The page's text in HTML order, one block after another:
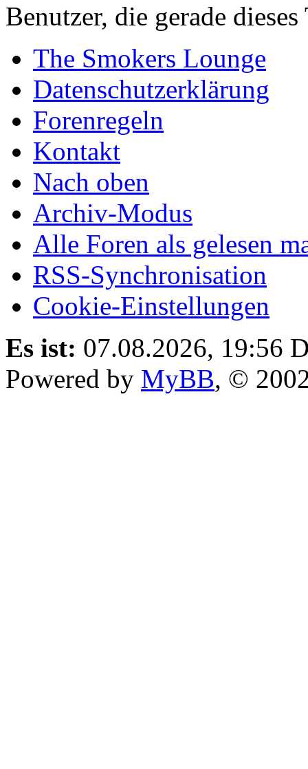
Benutzer, die gerade
The Smokers Lounge
Datenschutzerklärung
Forenregeln
Kontakt
Nach oben
Archiv-Modus
Alle Foren als gelesen
RSS-Synchronisation
Cookie-Einstellungen
Es ist: 07.08.2026, 19:56
Powered by MyBB, ©